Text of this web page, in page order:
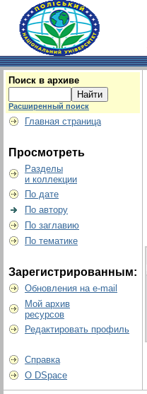
Поиск в архиве
Расширенный поиск
Главная страница
Просмотреть
Разделы
и коллекции
По дате
По автору
По заглавию
По тематике
Зарегистрированным:
Обновления на e-mail
Мой архив
ресурсов
Редактировать профиль
Справка
О DSpace